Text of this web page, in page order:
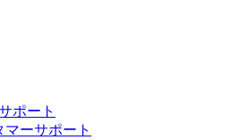
ポート
マーサポート